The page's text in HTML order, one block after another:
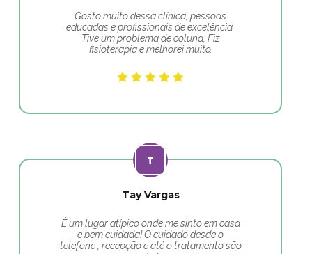
Gosto muito dessa clínica, pessoas
educadas e profissionais de excelência.
Tive um problema de coluna, Fiz
fisioterapia e melhorei muito.
Tay Vargas
É um lugar atípico onde me sinto em casa
e bem cuidada! O cuidado desde o
telefone , recepção e até o tratamento são